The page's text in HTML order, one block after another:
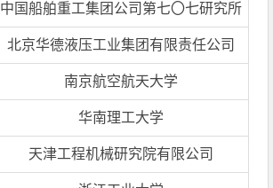
中国船舶重工集团公司第七〇七研究所
北京华德液压工业集团有限责任公司
南京航空航天大学
华南理工大学
天津工程机械研究院有限公司